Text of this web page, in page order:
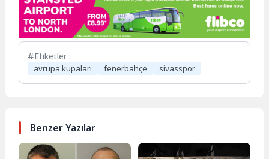
Etiketler :
avrupa kupaları fenerbahçe sivasspor
Benzer Yazılar